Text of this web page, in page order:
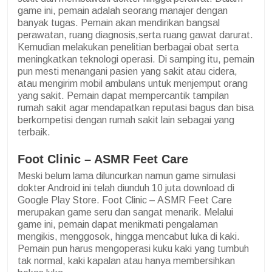
game ini, pemain adalah seorang manajer dengan
banyak tugas. Pemain akan mendirikan bangsal
perawatan, ruang diagnosis,serta ruang gawat darurat.
Kemudian melakukan penelitian berbagai obat serta
meningkatkan teknologi operasi. Di samping itu, pemain
pun mesti menangani pasien yang sakit atau cidera,
atau mengirim mobil ambulans untuk menjemput orang
yang sakit. Pemain dapat mempercantik tampilan
rumah sakit agar mendapatkan reputasi bagus dan bisa
berkompetisi dengan rumah sakit lain sebagai yang
terbaik.
Foot Clinic – ASMR Feet Care
Meski belum lama diluncurkan namun game simulasi
dokter Android ini telah diunduh 10 juta download di
Google Play Store. Foot Clinic – ASMR Feet Care
merupakan game seru dan sangat menarik. Melalui
game ini, pemain dapat menikmati pengalaman
mengikis, menggosok, hingga mencabut luka di kaki.
Pemain pun harus mengoperasi kuku kaki yang tumbuh
tak normal, kaki kapalan atau hanya membersihkan